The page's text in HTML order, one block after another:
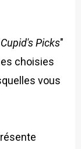
Cupid's Picks"
choisies
vous